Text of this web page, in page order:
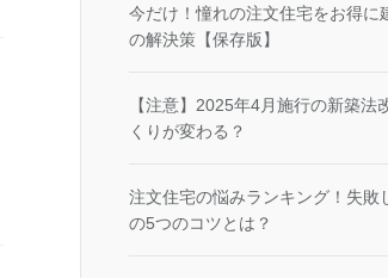
今だけ！憧れの注文住宅をお得に
の解決策【保存版】
【注意】2025年4月施行の新築法
くりが変わる？
注文住宅の悩みランキング！失敗
の5つのコツとは？